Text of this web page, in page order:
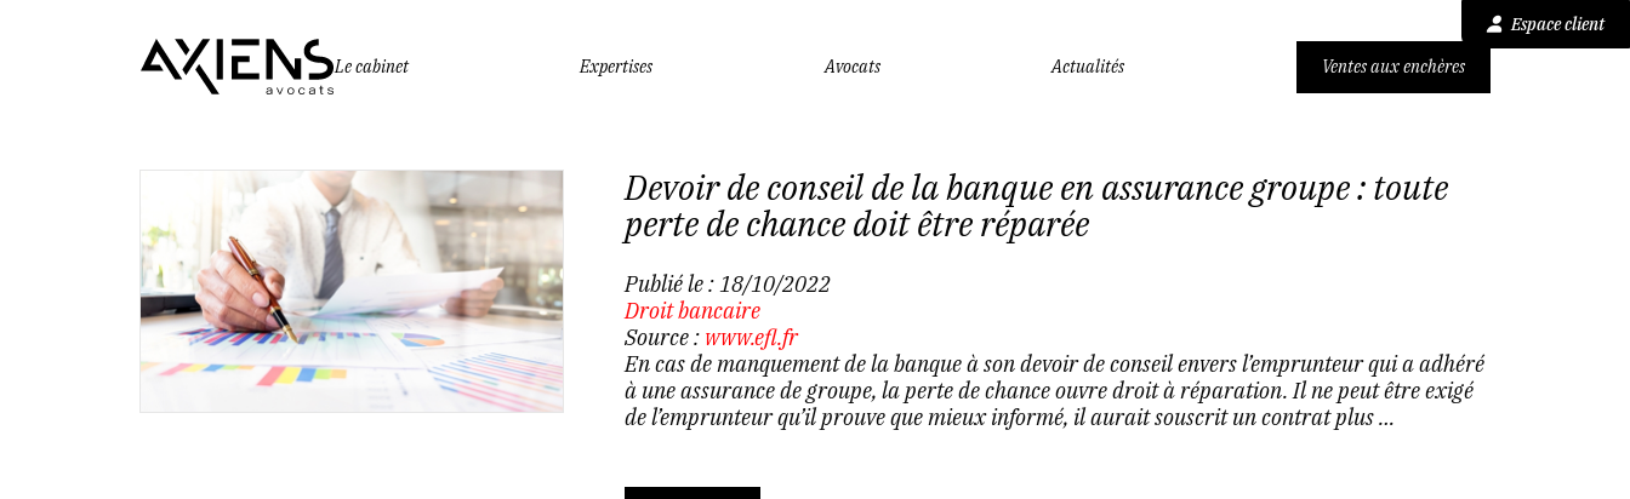
Espace client
Le cabinet
Expertises Avocats Actualités Ventes aux enchères
Devoir de conseil de la banque en assurance groupe : toute
perte de chance doit être réparée
Publié le :18/10/2022
Droit bancaire
Source : www.efl.fr
En cas de manquement de la banque à son devoir de conseil envers l’emprunteur qui a adhéré
à une assurance de groupe, la perte de chance ouvre droit à réparation. Il ne peut être exigé
de l’emprunteur qu’il prouve que mieux informé, il aurait souscrit un contrat plus …